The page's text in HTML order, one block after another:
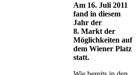
Am 16. Juli 2011
fand in diesem
Jahr der
8. Markt der
Möglichkeiten auf
dem Wiener Platz
statt.